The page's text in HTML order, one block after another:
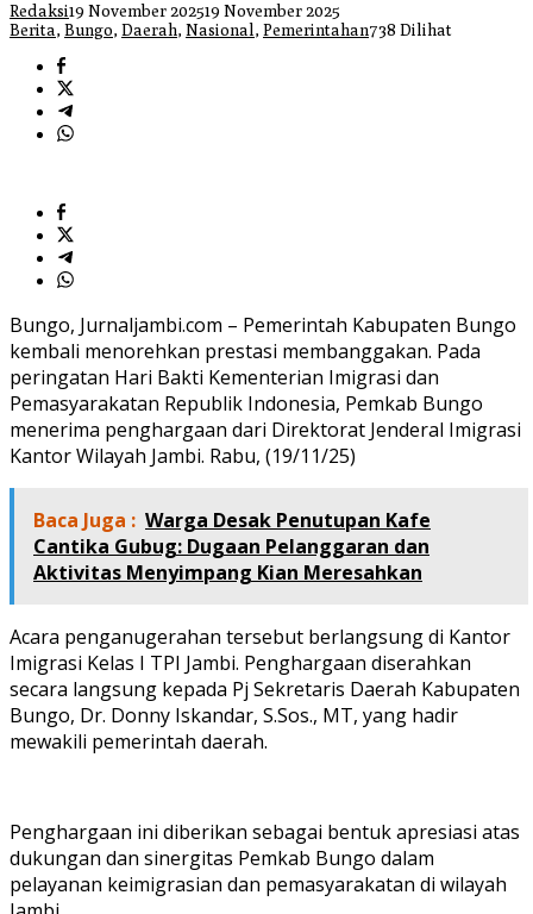
Redaksi19 November 202519 November 2025
Berita, Bungo, Daerah, Nasional , Pemerintahan738 Dilihat
Bungo, Jurnaljambi.com – Pemerintah Kabupaten Bungo
kembali menorehkan prestasi membanggakan. Pada
peringatan Hari Bakti Kementerian Imigrasi dan
Pemasyarakatan Republik Indonesia, Pemkab Bungo
menerima penghargaan dari Direktorat Jenderal Imigrasi
Kantor Wilayah Jambi. Rabu, (19/11/25)
Baca Juga : Warga Desak Penutupan Kafe
Cantika Gubug: Dugaan Pelanggaran dan
Aktivitas Menyimpang Kian Meresahkan
Acara penganugerahan tersebut berlangsung di Kantor
Imigrasi Kelas I TPI Jambi. Penghargaan diserahkan
secara langsung kepada Pj Sekretaris Daerah Kabupaten
Bungo, Dr. Donny Iskandar, S.Sos., MT, yang hadir
mewakili pemerintah daerah.
Penghargaan ini diberikan sebagai bentuk apresiasi atas
dukungan dan sinergitas Pemkab Bungo dalam
pelayanan keimigrasian dan pemasyarakatan di wilayah